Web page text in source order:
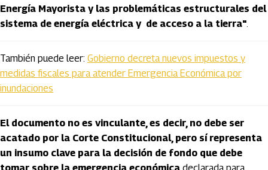
Energía Mayorista y las problemáticas estructurales del
sistema de energía eléctrica y de acceso a la tierra".
También puede leer: Gobierno decreta nuevos impuestos y
medidas fiscales para atender Emergencia Económica por
inundaciones
El documento no es vinculante, es decir, no debe ser
acatado por la Corte Constitucional, pero sí representa
un insumo clave para la decisión de fondo que debe